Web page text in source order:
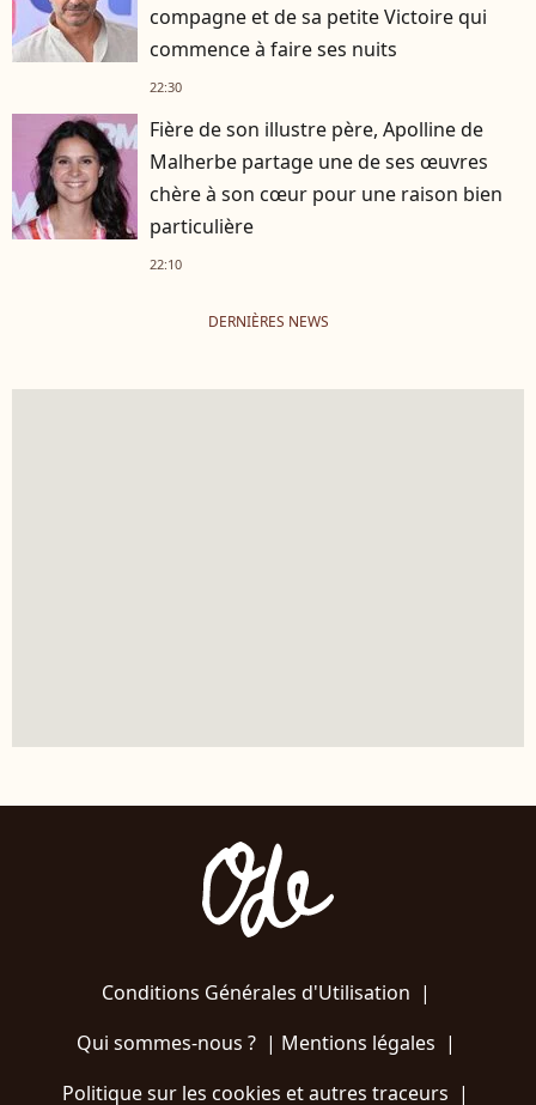
compagne et de sa petite Victoire qui
commence à faire ses nuits
22:30
Fière de son illustre père, Apolline de
Malherbe partage une de ses œuvres
chère à son cœur pour une raison bien
particulière
22:10
DERNIÈRES NEWS
Conditions Générales d'Utilisation |
Qui sommes-nous ?| Mentions légales |
Politique sur les cookies et autres traceurs |